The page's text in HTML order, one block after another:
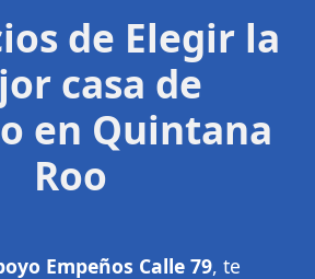
de Elegir la
casa de
en Quintana
Roo
Empeños Calle 79, te